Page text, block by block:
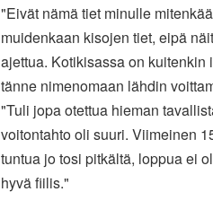
"Eivät nämä tiet minulle
muidenkaan kisojen tiet, eipä
ajettua. Kotikisassa on
tänne nimenomaan lähdin
"Tuli jopa otettua hieman
voitontahto oli suuri. Viimeinen
tuntua jo tosi pitkältä, loppua ei
hyvä fiilis."